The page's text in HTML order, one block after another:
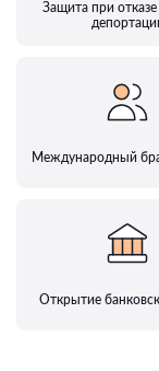
Защита при
Международный
Открытие